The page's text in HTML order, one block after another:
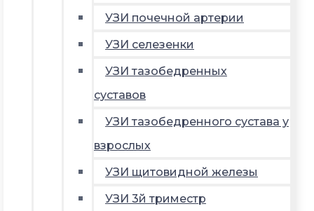
УЗИ почечной артерии
УЗИ селезенки
УЗИ тазобедренных
суставов
УЗИ тазобедренного сустава у
взрослых
УЗИ щитовидной железы
УЗИ 3й триместр